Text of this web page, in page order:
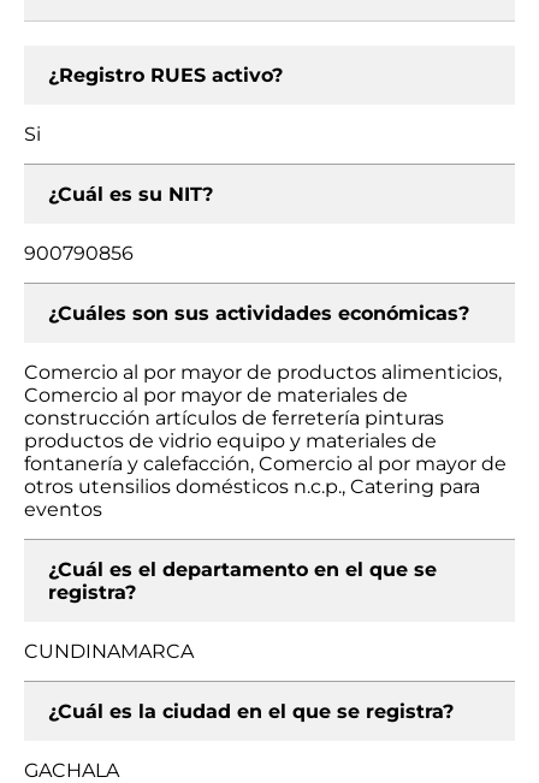
¿Registro RUES activo?
Si
¿Cuál es su NIT?
900790856
¿Cuáles son sus actividades económicas?
Comercio al por mayor de productos alimenticios,
Comercio al por mayor de materiales de
construcción artículos de ferretería pinturas
productos de vidrio equipo y materiales de
fontanería y calefacción, Comercio al por mayor de
otros utensilios domésticos n.c.p., Catering para
eventos
¿Cuál es el departamento en el que se
registra?
CUNDINAMARCA
¿Cuál es la ciudad en el que se registra?
GACHALA